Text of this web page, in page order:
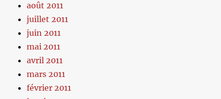
août 2011
juillet 2011
juin 2011
mai 2011
avril 2011
mars 2011
février 2011